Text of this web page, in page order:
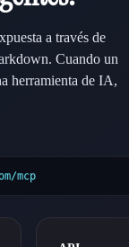
a través de
Cuando un
herramienta de IA,
mcp